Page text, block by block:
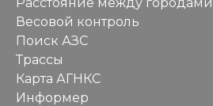
Весовой контроль
Поиск АЗС
Трассы
Карта АГНКС
Информер